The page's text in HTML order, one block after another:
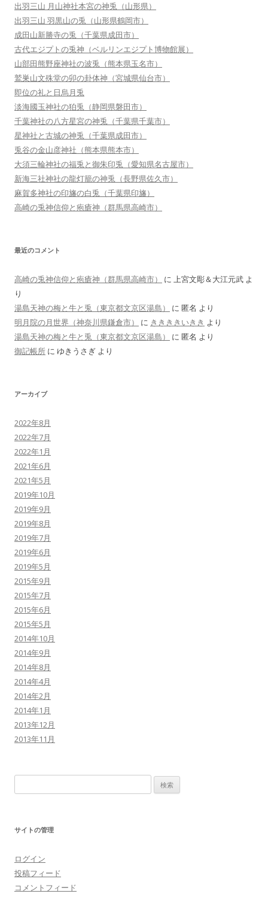
出羽三山 月山神社本宮の神兎（山形県）
出羽三山 羽黒山の兎（山形県鶴岡市）
成田山新勝寺の兎（千葉県成田市）
古代エジプトの兎神（ベルリンエジプト博物館展）
山部田熊野座神社の波兎（熊本県玉名市）
鷲巣山文殊堂の卯の卦体神（宮城県仙台市）
即位の礼と日烏月兎
淡海國玉神社の狛兎（静岡県磐田市）
千葉神社の八方星宮の神兎（千葉県千葉市）
星神社と古城の神兎（千葉県成田市）
兎谷の金山彦神社（熊本県熊本市）
大須三輪神社の福兎と御朱印兎（愛知県名古屋市）
新海三社神社の龍灯籠の神兎（長野県佐久市）
麻賀多神社の印旛の白兎（千葉県印旛）
高崎の兎神信仰と疱瘡神（群馬県高崎市）
最近のコメント
高崎の兎神信仰と疱瘡神（群馬県高崎市） に 上宮文彫＆大江元武 よ
り
湯島天神の梅と牛と兎（東京都文京区湯島）
に 匿名 より
明月院の月世界（神奈川県鎌倉市）
に ききききいきき より
湯島天神の梅と牛と兎（東京都文京区湯島）
に 匿名 より
御記帳所 に ゆきうさぎ より
アーカイブ
2022年8月
2022年7月
2022年1月
2021年6月
2021年5月
2019年10月
2019年9月
2019年8月
2019年7月
2019年6月
2019年5月
2015年9月
2015年7月
2015年6月
2015年5月
2014年10月
2014年9月
2014年8月
2014年4月
2014年2月
2014年1月
2013年12月
2013年11月
索:
サイトの管理
ログイン
投稿フィード
コメントフィード